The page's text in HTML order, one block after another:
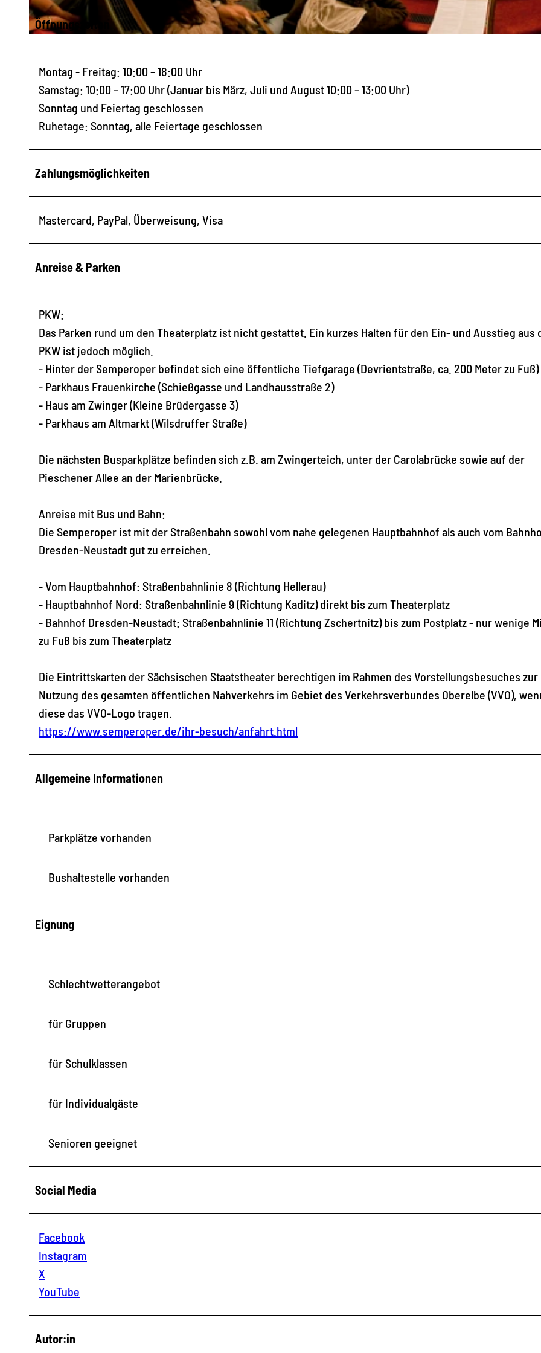
Öffnungszeiten
Montag - Freitag: 10:00 – 18:00 Uhr
Samstag: 10:00 – 17:00 Uhr (Januar bis März, Juli und August 10:00 – 13:00 Uhr)
Sonntag und Feiertag geschlossen
Ruhetage: Sonntag, alle Feiertage geschlossen
Zahlungsmöglichkeiten
Mastercard, PayPal, Überweisung, Visa
Anreise & Parken
PKW:
Das Parken rund um den Theaterplatz ist nicht gestattet. Ein kurzes Halten für den Ein- und Ausstieg aus
PKW ist jedoch möglich.
- Hinter der Semperoper befindet sich eine öffentliche Tiefgarage (Devrientstraße, ca. 200 Meter zu Fuß)
- Parkhaus Frauenkirche (Schießgasse und Landhausstraße 2)
- Haus am Zwinger (Kleine Brüdergasse 3)
- Parkhaus am Altmarkt (Wilsdruffer Straße)
Die nächsten Busparkplätze befinden sich z.B. am Zwingerteich, unter der Carolabrücke sowie auf der
Pieschener Allee an der Marienbrücke.
Anreise mit Bus und Bahn:
Die Semperoper ist mit der Straßenbahn sowohl vom nahe gelegenen Hauptbahnhof als auch vom
Dresden-Neustadt gut zu erreichen.
- Vom Hauptbahnhof: Straßenbahnlinie 8 (Richtung Hellerau)
- Hauptbahnhof Nord: Straßenbahnlinie 9 (Richtung Kaditz) direkt bis zum Theaterplatz
- Bahnhof Dresden-Neustadt: Straßenbahnlinie 11 (Richtung Zschertnitz) bis zum Postplatz - nur wenige
zu Fuß bis zum Theaterplatz
Die Eintrittskarten der Sächsischen Staatstheater berechtigen im Rahmen des Vorstellungsbesuches zur
Nutzung des gesamten öffentlichen Nahverkehrs im Gebiet des Verkehrsverbundes Oberelbe (VVO),
diese das VVO-Logo tragen.
https://www.semperoper.de/ihr-besuch/anfahrt.html
Allgemeine Informationen
Parkplätze vorhanden
Bushaltestelle vorhanden
Eignung
Schlechtwetterangebot
für Gruppen
für Schulklassen
für Individualgäste
Senioren geeignet
Social Media
Facebook
Instagram
X
YouTube
Autor:in